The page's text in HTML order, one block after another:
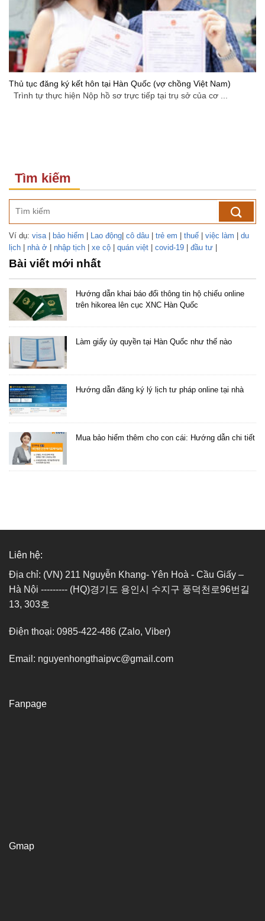
Thủ tục đăng ký kết hôn tại Hàn Quốc (vợ chồng Việt Nam)
Trình tự thực hiện Nộp hồ sơ trực tiếp tại trụ sở của cơ ...
Tìm kiếm
Ví dụ: visa bảo hiểm Lao động cô dâu trẻ em thuế việc làm
du
lịch
nhà ở nhập tịch xe cộ quán việt covid-19 đầu tư
Bài viết mới nhất
Hướng dẫn khai báo đổi thông tin hộ chiếu online
trên hikorea lên cục XNC Hàn Quốc
Làm giấy ủy quyền tại Hàn Quốc như thế nào
Hướng dẫn đăng ký lý lịch tư pháp online tại nhà
Mua bảo hiểm thêm cho con cái: Hướng dẫn chi tiết
Liên hệ:
Địa chỉ: (VN) 211 Nguyễn Khang- Yên Hoà - Cầu Giấy –
Hà Nội --------- (HQ)경기도 용인시 수지구 풍덕천로96번길
13, 303호
Điện thoại: 0985-422-486 (Zalo, Viber)
Email: nguyenhongthaipvc@gmail.com
Fanpage
Gmap